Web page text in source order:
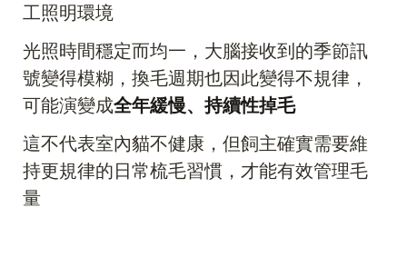
工照明環境
光照時間穩定而均一，大腦接收到的季節訊
號變得模糊，換毛週期也因此變得不規律，
可能演變成全年緩慢、持續性掉毛
這不代表室內貓不健康，但飼主確實需要維
持更規律的日常梳毛習慣，才能有效管理毛
量